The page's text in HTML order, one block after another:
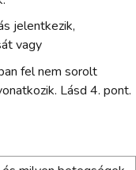
jelentkezik,
vagy
fel nem sorolt
Lásd 4. pont.